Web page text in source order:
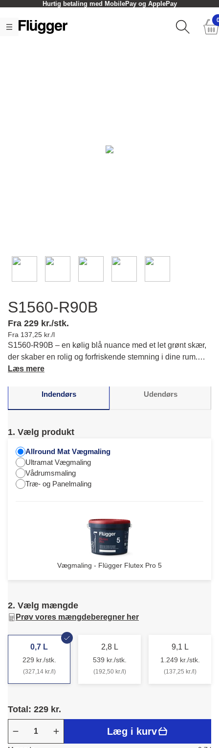
Hurtig betaling med MobilePay og ApplePay
S1560-R90B
Fra 229 kr./stk.
Fra 137,25 kr./l
S1560-R90B – en kølig blå nuance med et let grønt skær,
der skaber en rolig og forfriskende stemning i dine rum.
Oplev hvordan denne dybe farve kan bidrage til din
Læs mere
Indendørs Udendørs
1. Vælg produkt
Allround Mat Vægmaling
Ultramat Vægmaling
Vådrumsmaling
Træ- og Panelmaling
Vægmaling - Flügger Flutex Pro 5
2. Vælg mængde
Prøv vores mængdeberegner her
0,7 L
229 kr./stk.
(327,14 kr./l)
2,8 L
539 kr./stk.
(192,50 kr./l)
9,1 L
1.249 kr./stk.
(137,25 kr./l)
Total: 229 kr.
Læg i kurv